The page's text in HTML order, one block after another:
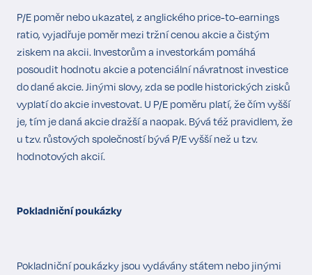
P/E poměr nebo ukazatel, z anglického price-to-earnings
ratio, vyjadřuje poměr mezi tržní cenou akcie a čistým
ziskem na akcii. Investorům a investorkám pomáhá
posoudit hodnotu akcie a potenciální návratnost investice
do dané akcie. Jinými slovy, zda se podle historických zisků
vyplatí do akcie investovat. U P/E poměru platí, že čím vyšší
je, tím je daná akcie dražší a naopak. Bývá též pravidlem, že
u tzv. růstových společností bývá P/E vyšší než u tzv.
hodnotových akcií.
Pokladniční poukázky
Pokladniční poukázky jsou vydávány státem nebo jinými